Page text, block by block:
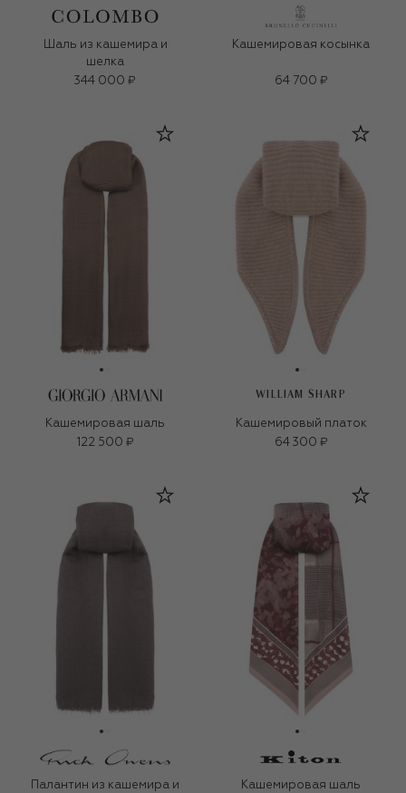
Шаль из кашемира и
шелка
344 000 ₽
Кашемировая косынка
64 700 ₽
Кашемировая шаль
122 500 ₽
WILLIAM SHARP
Кашемировый платок
64 300 ₽
Палантин из кашемира и
Кашемировая шаль